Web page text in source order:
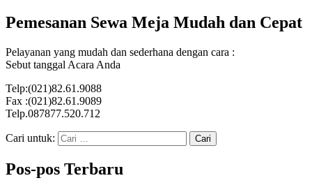
Pemesanan Sewa Meja Mudah dan Cepat
Pelayanan yang mudah dan sederhana dengan cara :
Sebut tanggal Acara Anda
Telp:(021)82.61.9088
Fax :(021)82.61.9089
Telp.087877.520.712
Cari untuk:
Pos-pos Terbaru